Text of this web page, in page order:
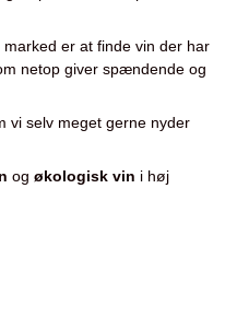
er at finde vin der har
netop giver spændende og
vi selv meget gerne nyder
ogøkologisk vin i høj